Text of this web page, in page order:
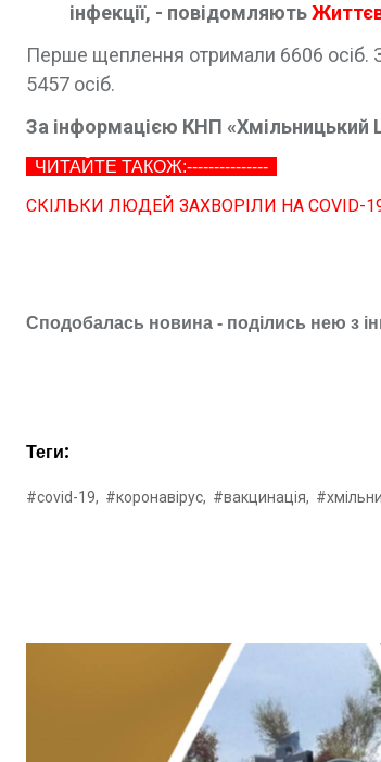
інфекції, - повідомляють
Перше щеплення отримали 6606 осіб.
5457 осіб.
За інформацією КНП «Хмільницький
ЧИТАЙТЕ ТАКОЖ:---------------
СКІЛЬКИ ЛЮДЕЙ ЗАХВОРІЛИ НА
Сподобалась новина - поділись нею з
Теги:
#covid-19, #коронавірус, #вакцинація,